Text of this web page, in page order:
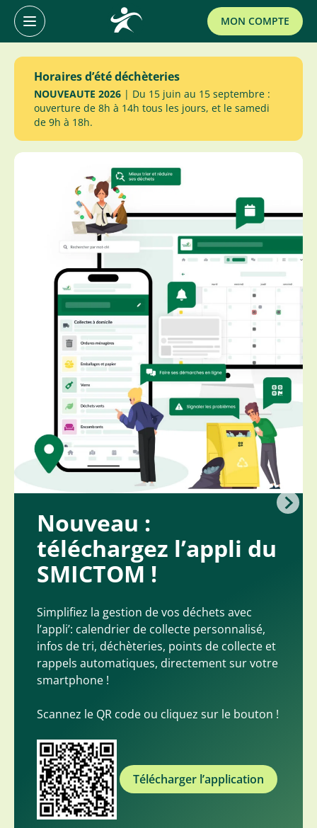
Accéder
contenu
Primary
Menu
MON COMPTE
Horaires d’été déchèteries
NOUVEAUTE 2026 | Du 15 juin au 15 septembre :
ouverture de 8h à 14h tous les jours, et le samedi
de 9h à 18h.
Nouveau :
téléchargez l’appli du
SMICTOM !
Simplifiez la gestion de vos déchets avec
l’appli’: calendrier de collecte personnalisé,
infos de tri, déchèteries, points de collecte et
rappels automatiques, directement sur votre
smartphone !
Scannez le QR code ou cliquez sur le bouton !
Télécharger l’application